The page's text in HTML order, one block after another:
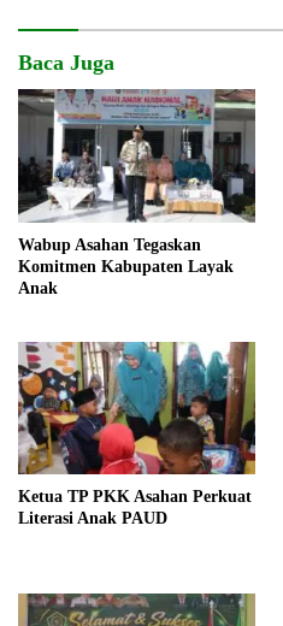
Baca Juga
Wabup Asahan Tegaskan
Komitmen Kabupaten Layak
Anak
Ketua TP PKK Asahan Perkuat
Literasi Anak PAUD